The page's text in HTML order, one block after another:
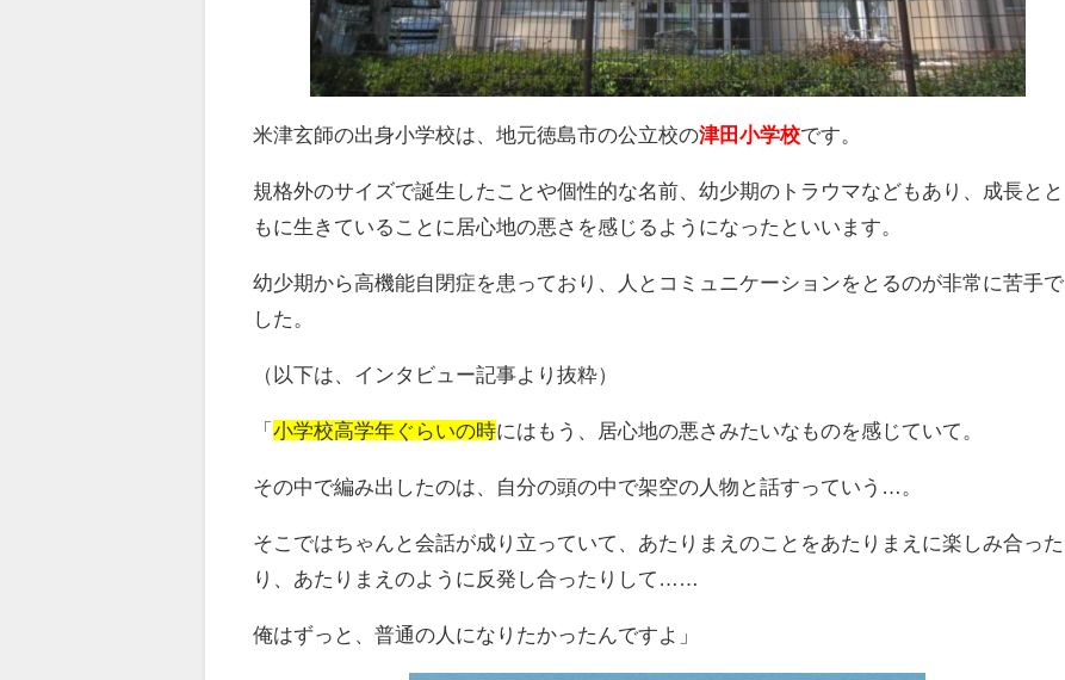
米津玄師の出身小学校は、地元徳島市の公立校の津田小学校です。
規格外のサイズで誕生したことや個性的な名前、幼少期のトラウマなどもあり、成長とと
もに生きていることに居心地の悪さを感じるようになったといいます。
幼少期から高機能自閉症を患っており、人とコミュニケーションをとるのが非常に苦手で
した。
（以下は、インタビュー記事より抜粋）
「小学校高学年ぐらいの時にはもう、居心地の悪さみたいなものを感じていて。
その中で編み出したのは、自分の頭の中で架空の人物と話すっていう…。
そこではちゃんと会話が成り立っていて、あたりまえのことをあたりまえに楽しみ合った
り、あたりまえのように反発し合ったりして
俺はずっと、普通の人になりたかったんですよ」